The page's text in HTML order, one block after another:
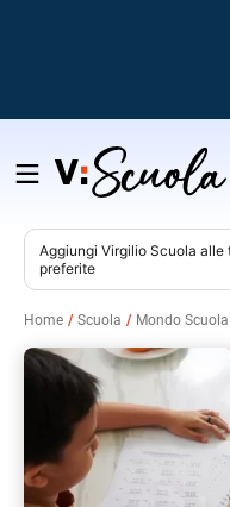
Salta
contenuto
Aggiungi Virgilio Scuola alle
preferite
Home Scuola Mondo Scuola